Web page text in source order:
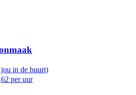
in de buurt)
per uur